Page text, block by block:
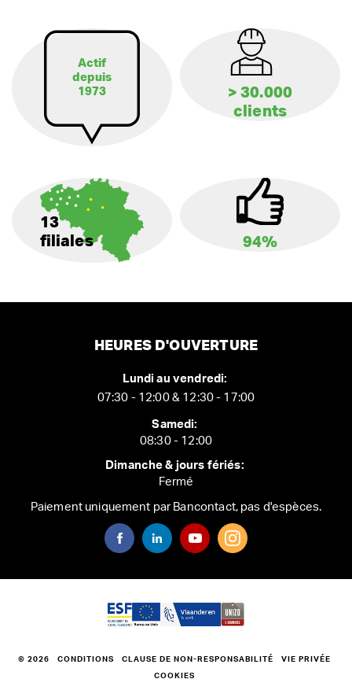
Actif
depuis
1973
> 30.000
clients
13
filiales
94%
HEURES D'OUVERTURE
Lundi au vendredi:
07:30 - 12:00 & 12:30 - 17:00
Samedi:
08:30 - 12:00
Dimanche & jours fériés:
Fermé
Paiement uniquement par Bancontact, pas d'espèces.
© 2026 CONDITIONS CLAUSE DE NON-RESPONSABILITÉ VIE PRIVÉE
COOKIES